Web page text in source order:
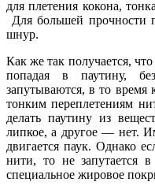
для плетения кокона,
Для большей прочности
шнур.
Как же так получается,
попадая в паутину,
запутываются, в то время
тонким переплетениям
делать паутину из
липкое, а другое — нет.
двигается паук. Однако
нити, то не запутается
специальное жировое